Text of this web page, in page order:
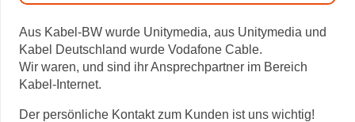
Aus Kabel-BW wurde Unitymedia, aus Unitymedia und
Kabel Deutschland wurde Vodafone Cable.
Wir waren, und sind ihr Ansprechpartner im Bereich
Kabel-Internet.
Der persönliche Kontakt zum Kunden ist uns wichtig!